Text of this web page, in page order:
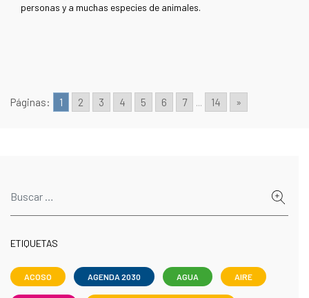
personas y a muchas especies de animales.
Páginas: 1 2 3 4 5 6 7 14 »
ETIQUETAS
ACOSO AGENDA 2030 AGUA AIRE